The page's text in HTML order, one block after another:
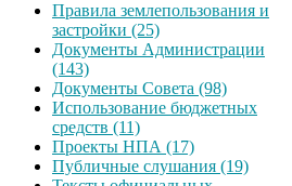
Правила землепользования и
застройки (25)
Документы Администрации
(143)
Документы Совета (98)
Использование бюджетных
средств (11)
Проекты НПА (17)
Публичные слушания (19)